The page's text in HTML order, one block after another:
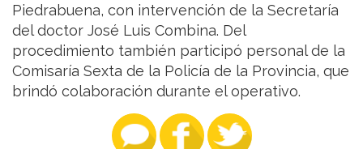
Piedrabuena, con intervención de la Secretaría
del doctor José Luis Combina. Del
procedimiento también participó personal de la
Comisaría Sexta de la Policía de la Provincia, que
brindó colaboración durante el operativo.